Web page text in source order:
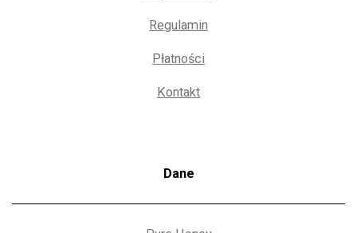
Regulamin
Płatności
Kontakt
Dane